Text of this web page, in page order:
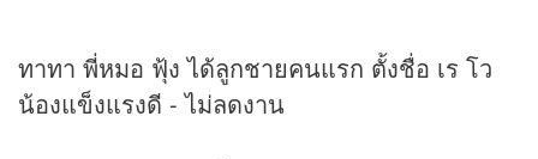
ทาทา พี่หมอ ฟุ้ง ได้ลูกชายคนแรก ตั้งชื่อ เร โว
น้องแข็งแรงดี - ไม่ลดงาน